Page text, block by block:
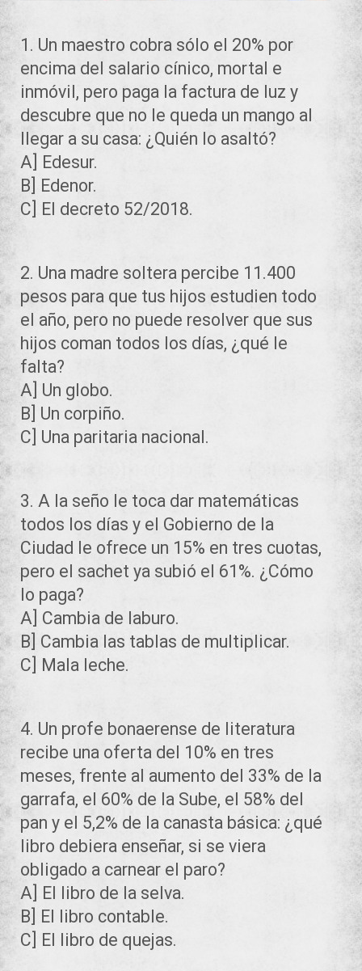
1. Un maestro cobra sólo el 20% por
encima del salario cínico, mortal e
inmóvil, pero paga la factura de luz y
descubre que no le queda un mango al
llegar a su casa: ¿Quién lo asaltó?
A] Edesur.
B] Edenor.
C] El decreto 52/2018.
2. Una madre soltera percibe 11.400
pesos para que tus hijos estudien todo
el año, pero no puede resolver que sus
hijos coman todos los días, ¿qué le
falta?
A] Un globo.
B] Un corpiño.
C] Una paritaria nacional.
3. A la seño le toca dar matemáticas
todos los días y el Gobierno de la
Ciudad le ofrece un 15% en tres cuotas,
pero el sachet ya subió el 61%. ¿Cómo
lo paga?
A] Cambia de laburo.
B] Cambia las tablas de multiplicar.
C] Mala leche.
4. Un profe bonaerense de literatura
recibe una oferta del 10% en tres
meses, frente al aumento del 33% de la
garrafa, el 60% de la Sube, el 58% del
pan y el 5,2% de la canasta básica: ¿qué
libro debiera enseñar, si se viera
obligado a carnear el paro?
A] El libro de la selva.
B] El libro contable.
C] El libro de quejas.